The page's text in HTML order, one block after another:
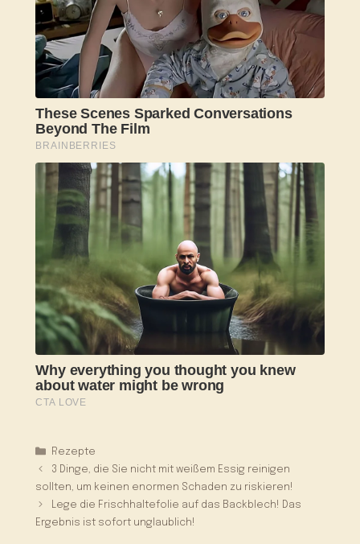
Kategorien
Rezepte
3 Dinge, die Sie nicht mit weißem Essig reinigen
sollten, um keinen enormen Schaden zu riskieren!
Lege die Frischhaltefolie auf das Backblech! Das
Ergebnis ist sofort unglaublich!